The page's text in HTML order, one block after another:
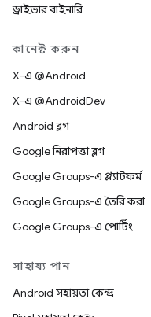
ড্রাইভার বাইনারি
কানেক্ট করুন
X-এ @Android
X-এ @AndroidDev
Android ব্লগ
Google নিরাপত্তা ব্লগ
Google Groups-এ প্ল্যাটফর্ম
Google Groups-এ তৈরি করা
Google Groups-এ পোর্টিং
সাহায্য পান
Android সহায়তা কেন্দ্র